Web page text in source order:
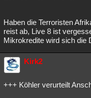
Haben die Terroristen
reist ab, Live 8 ist
Mikrokredite wird sich die
Kirk2
+++ Köhler verurteilt